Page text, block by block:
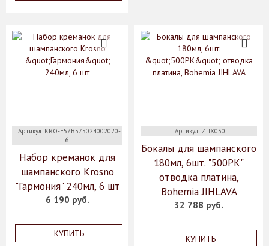
Артикул: KRO-F57B575024002020-
6
Набор креманок для
шампанского Krosno
"Гармония" 240мл, 6 шт
6 190 руб.
КУПИТЬ
Артикул: ИПХ030
Бокалы для шампанского
180мл, 6шт. "500PK"
отводка платина,
Bohemia JIHLAVA
32 788 руб.
КУПИТЬ